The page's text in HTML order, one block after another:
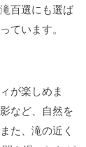
百選にも選ば
ています。
が楽しめま
など、自然を
た、滝の近く